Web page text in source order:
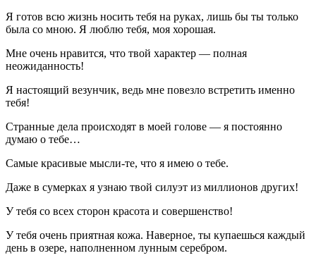
Я готов всю жизнь носить тебя на руках, лишь бы ты только
была со мною. Я люблю тебя, моя хорошая.
Мне очень нравится, что твой характер — полная
неожиданность!
Я настоящий везунчик, ведь мне повезло встретить именно
тебя!
Странные дела происходят в моей голове — я постоянно
думаю о тебе…
Самые красивые мысли-те, что я имею о тебе.
Даже в сумерках я узнаю твой силуэт из миллионов других!
У тебя со всех сторон красота и совершенство!
У тебя очень приятная кожа. Наверное, ты купаешься каждый
день в озере, наполненном лунным серебром.